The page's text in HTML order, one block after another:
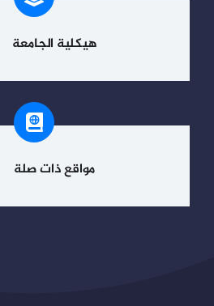
هيكلية الجامعة
مواقع ذات صلة